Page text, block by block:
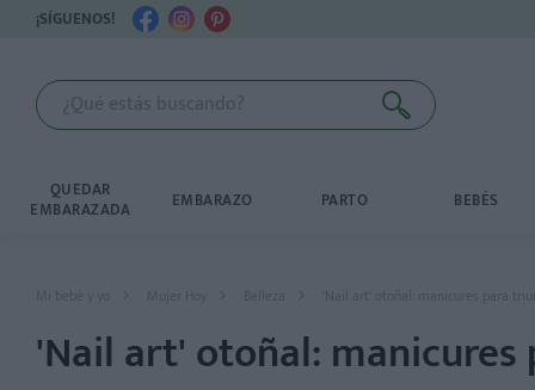
¡SÍGUENOS!
QUEDAR
EMBARAZADA EMBARAZO PARTO BEBÉS
Mi bebé y yo Mujer Hoy Belleza 'Nail art' otoñal: manicures para
'Nail art' otoñal: